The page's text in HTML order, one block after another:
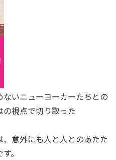
いニューヨーカーたちとの
視点で切り取った
意外にも人と人とのあたた
。